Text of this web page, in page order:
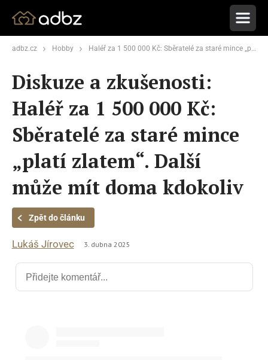
adbz.cz Hobby Haléř za 1 500 000 Kč: Sběratelé za staré mince „platí zlatem“. Další může mít doma kdokoliv
Diskuze a zkušenosti:
Haléř za 1 500 000 Kč:
Sběratelé za staré mince
„platí zlatem“. Další
může mít doma kdokoliv
Zpět do článku
Lukáš Jírovec 3. dubna 2025